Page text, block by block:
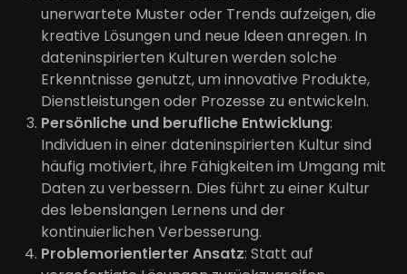
unerwartete Muster oder Trends aufzeigen, die
kreative Lösungen und neue Ideen anregen. In
dateninspirierten Kulturen werden solche
Erkenntnisse genutzt, um innovative Produkte,
Dienstleistungen oder Prozesse zu entwickeln.
Persönliche und berufliche Entwicklung:
Individuen in einer dateninspirierten Kultur sind
häufig motiviert, ihre Fähigkeiten im Umgang mit
Daten zu verbessern. Dies führt zu einer Kultur
des lebenslangen Lernens und der
kontinuierlichen Verbesserung.
Problemorientierter Ansatz: Statt auf